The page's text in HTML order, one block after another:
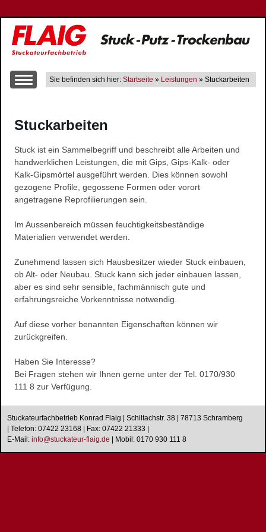
Sie befinden sich hier:Startseite » Leistungen » Stuckarbeiten
Leistungen
Innen- und Aussenputzarbeiten
Trockenbau
Wärme-, Schall- und Brandschutz
Gerüstbau
Farbgestaltung
Fließestrich
Wasserschaden- sanierung
Reinigungsarbeiten
Herstellung und Verkauf von Stuck
Stuckarbeiten
Ihre Vorteile
Produkte
Stuckgesims
Stuckleisten
Stuck-Rosetten
Natursteine
Stuckarbeiten
Stuck ist ein Sammelbegriff und beschreibt alle Arbeiten und
handwerklichen Leistungen, die mit Gips, Gips-Kalk- oder
Kalk-Gipsmörtel ausgeführt werden. Dies können sowohl
gezogene Profile, gegossene Formen oder vorort
angetragene Reprofilierungen sein.
Im Aussenbereich müssen feuchtigkeitsbeständige
Materialien verwendet werden.
Zunehmend lassen sich Hausbesitzer wieder Stuck einbauen,
ob Alt- oder Neubau. Stuck kann sich jeder einbauen lassen,
aber es sind sehr sensible, fachmännisch gute und
erfahrungsreiche Vorkenntnisse notwendig.
Auf diese vorher benannten Eigenschaften können wir
zurückgreifen.
Haben Sie Interesse?
Bei Fragen stehen wir Ihnen gerne unter der Tel. 0170/930
111 8 zur Verfügung.
Stuckateurfachbetrieb Konrad Flaig | Schiltachstr. 38 | 78713 Schramberg
| Telefon: 07422 23168 | Fax: 07422 21333 |
E-Mail: info@stuckateur-flaig.de Mobil: 0170 930 111 8